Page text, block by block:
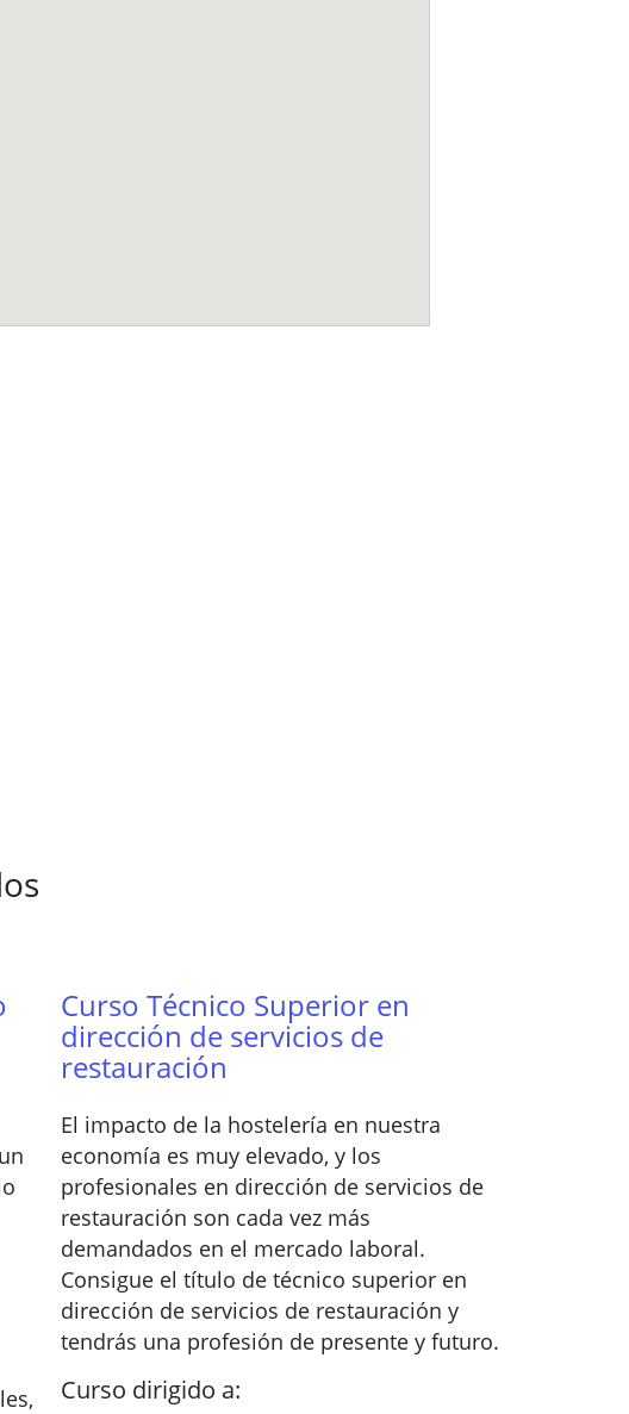
Curso Técnico Superior en
dirección de servicios de
restauración
El impacto de la hostelería en nuestra
economía es muy elevado, y los
profesionales en dirección de servicios de
restauración son cada vez más
demandados en el mercado laboral.
Consigue el título de técnico superior en
dirección de servicios de restauración y
tendrás una profesión de presente y futuro.
Curso dirigido a: